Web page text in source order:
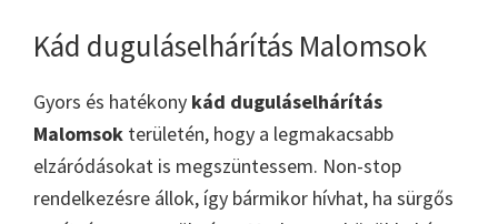
Kád duguláselhárítás Malomsok
Gyors és hatékony kád duguláselhárítás
Malomsok területén, hogy a legmakacsabb
elzáródásokat is megszüntessem. Non-stop
rendelkezésre állok, így bármikor hívhat, ha sürgős